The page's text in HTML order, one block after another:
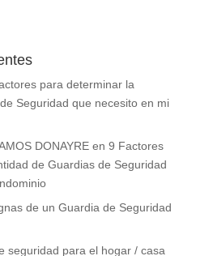
para determinar la
Seguridad que necesito en mi
DONAYREen 9 Factores
de Guardias de Seguridad
de un Guardia de Seguridad
seguridad para el hogar / casa